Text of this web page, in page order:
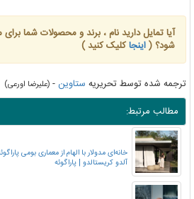
آیا تمایل دارید نام ، برند و محصولات شما
شود؟ (اینجاکلیک کنید )
ترجمه شده توسط تحریریه ستاوین- (علیرضا اورعی)
مطالب مرتبط:
خانه‌ای مدولار با الهام از معماری بومی
آلدو کریستالدو | پاراگوئه